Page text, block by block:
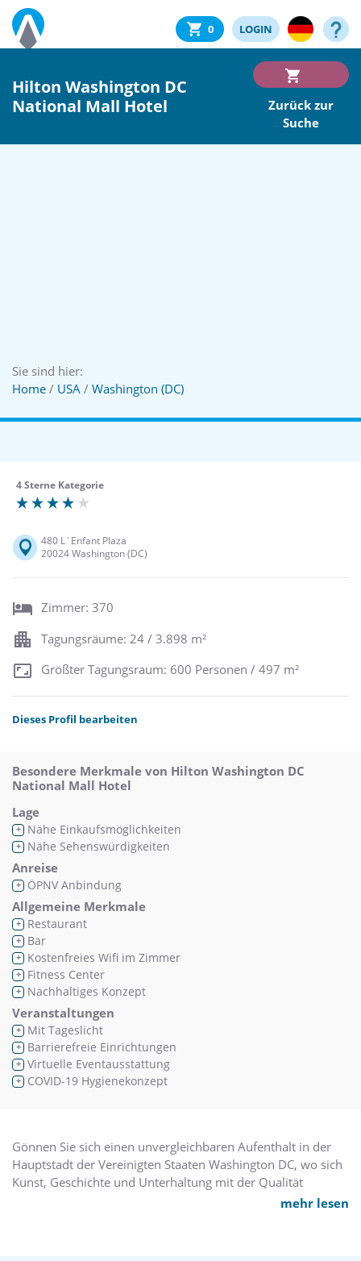
0 LOGIN
Hilton Washington DC
National Mall Hotel
Zurück zur
Suche
Sie sind hier:
Home / USA / Washington (DC)
4 Sterne Kategorie
480 L´Enfant Plaza
20024 Washington (DC)
Zimmer: 370
Tagungsräume: 24 / 3.898 m²
Größter Tagungsraum: 600 Personen / 497 m²
Dieses Profil bearbeiten
Besondere Merkmale von Hilton Washington DC
National Mall Hotel
Lage
+ Nähe Einkaufsmöglichkeiten
+ Nähe Sehenswürdigkeiten
Anreise
+ ÖPNV Anbindung
Allgemeine Merkmale
+ Restaurant
+ Bar
+ Kostenfreies Wifi im Zimmer
+ Fitness Center
+ Nachhaltiges Konzept
Veranstaltungen
+ Mit Tageslicht
+ Barrierefreie Einrichtungen
+ Virtuelle Eventausstattung
+ COVID-19 Hygienekonzept
Gönnen Sie sich einen unvergleichbaren Aufenthalt in der
Hauptstadt der Vereinigten Staaten Washington DC, wo sich
Kunst, Geschichte und Unterhaltung mit der Qualität
mehr lesen